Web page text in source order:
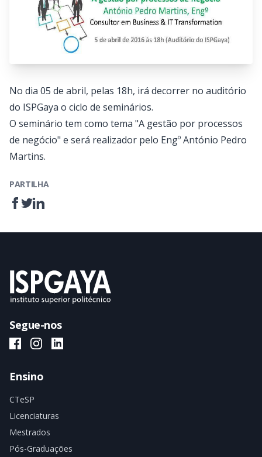
No dia 05 de abril, pelas 18h, irá decorrer no auditório
do ISPGaya o ciclo de seminários.
O seminário tem como tema "A gestão por processos
de negócio" e será realizador pelo Engº António Pedro
Martins.
PARTILHA
Segue-nos
ISPGAYA Facebook
ISPGAYA Instagram
ISPGAYA LinkedIn
Ensino
CTeSP
Licenciaturas
Mestrados
Pós-Graduações